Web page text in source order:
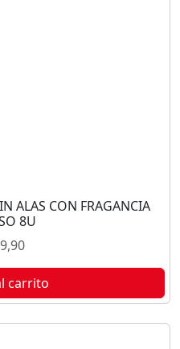
ALAS CON FRAGANCIA
8U
carrito